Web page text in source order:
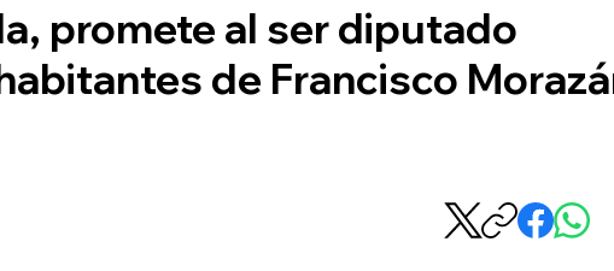
promete al ser diputado
de Francisco